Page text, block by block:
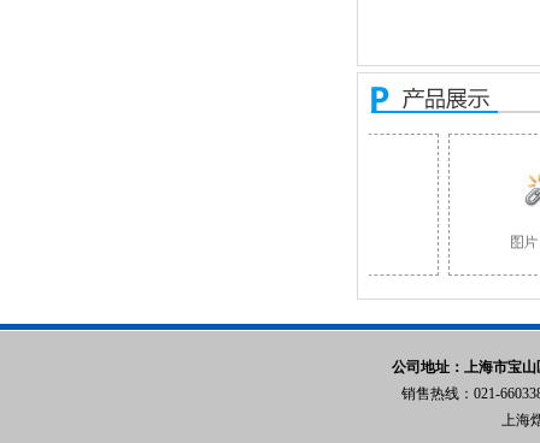
公司地址：上海市宝
销售热线：021-
上海